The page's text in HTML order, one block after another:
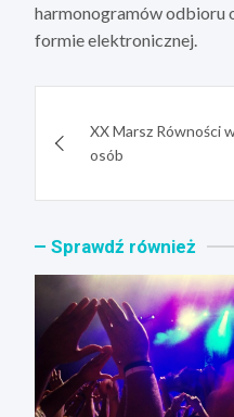
harmonogramów odbioru
formie elektronicznej.
wpisuXX Marsz Równości
osób
Sprawdź również